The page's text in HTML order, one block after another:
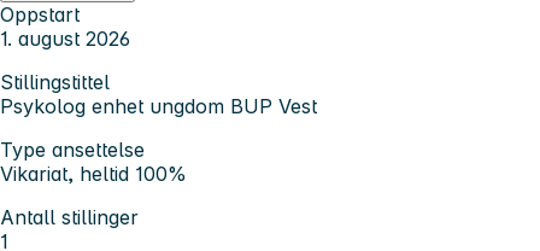
Oppstart
1. august 2026
Stillingstittel
Psykolog enhet ungdom BUP Vest
Type ansettelse
Vikariat, heltid 100%
Antall stillinger
1